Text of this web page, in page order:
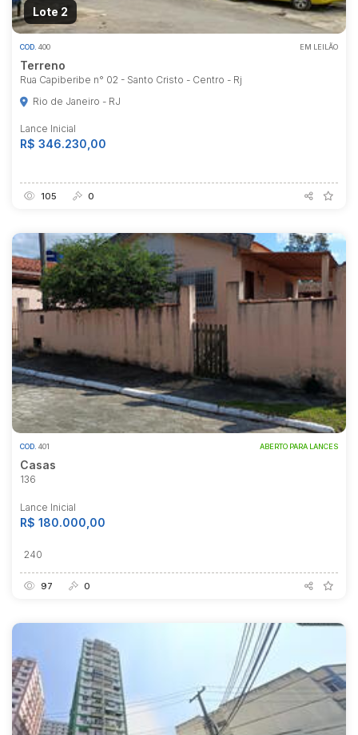
Lote 2
COD. 400 EM LEILÃO
Terreno
Rua Capiberibe n° 02 - Santo Cristo - Centro - Rj
Rio de Janeiro - RJ
Lance Inicial
R$ 346.230,00
105 0
COD. 401 ABERTO PARA LANCES
Casas
136
Lance Inicial
R$ 180.000,00
240
97 0